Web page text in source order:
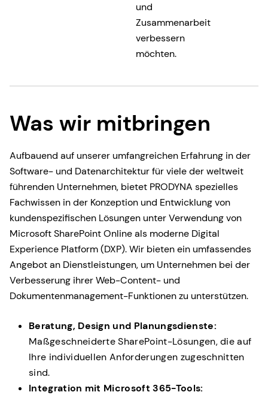
und
Zusammenarbeit
verbessern
möchten.
Was wir mitbringen
Aufbauend auf unserer umfangreichen Erfahrung in der
Software- und Datenarchitektur für viele der weltweit
führenden Unternehmen, bietet PRODYNA spezielles
Fachwissen in der Konzeption und Entwicklung von
kundenspezifischen Lösungen unter Verwendung von
Microsoft SharePoint Online als moderne Digital
Experience Platform (DXP). Wir bieten ein umfassendes
Angebot an Dienstleistungen, um Unternehmen bei der
Verbesserung ihrer Web-Content- und
Dokumentenmanagement-Funktionen zu unterstützen.
Beratung, Design und Planungsdienste:
Maßgeschneiderte SharePoint-Lösungen, die auf
Ihre individuellen Anforderungen zugeschnitten
sind.
Integration mit Microsoft 365-Tools: